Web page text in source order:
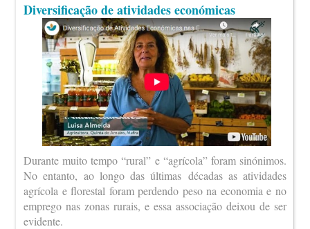
Diversificação de atividades económicas
Durante muito tempo “rural” e “agrícola” foram sinónimos.
No entanto, ao longo das últimas décadas as atividades
agrícola e florestal foram perdendo peso na economia e no
emprego nas zonas rurais, e essa associação deixou de ser
evidente.